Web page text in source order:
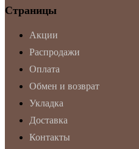
Страницы
Акции
Распродажи
Оплата
Обмен и возврат
Укладка
Доставка
Контакты